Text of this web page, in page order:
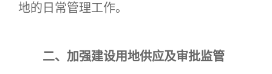
地的日常管理工作。
二、加强建设用地供应及审批监管